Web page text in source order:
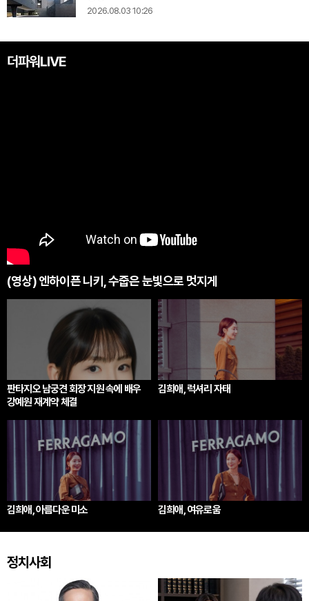
2026.08.03 10:26
더파워LIVE
(영상) 엔하이픈 니키, 수줍은 눈빛으로 멋지게
판타지오 남궁견 회장 지원 속에 배우
강예원 재계약 체결
김희애, 럭셔리 자태
김희애, 아름다운 미소 김희애, 여유로움
정치사회